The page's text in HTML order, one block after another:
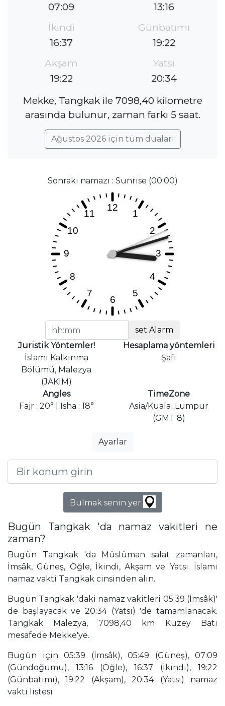
07:09
13:16
İkindi
16:37
Günbatımı
19:22
Akşam
19:22
Yatsı
20:34
Mekke, Tangkak ile 7098,40 kilometre
arasında bulunur, zaman farkı 5 saat.
Ağustos 2026 için tüm duaları
Sonraki namazı : Sunrise (00:00)
set Alarm
Juristik Yöntemler!
İslami Kalkınma
Bölümü, Malezya
(JAKIM)
Hesaplama yöntemleri
Şafi
Angles
Fajr : 20° | Isha : 18°
TimeZone
Asia/Kuala_Lumpur
(GMT 8)
Ayarlar
Bulmak senin yer
Bugün Tangkak 'da namaz vakitleri ne
zaman?
Bugün Tangkak 'da Müslüman salat zamanları,
İmsâk, Güneş, Öğle, İkindi, Akşam ve Yatsı. İslami
namaz vakti Tangkak cinsinden alın.
Bugün Tangkak 'daki namaz vakitleri 05:39 (İmsâk)'
de başlayacak ve 20:34 (Yatsı) 'de tamamlanacak.
Tangkak Malezya, 7098,40 km Kuzey Batı
mesafede Mekke'ye.
Bugün için 05:39 (İmsâk), 05:49 (Güneş), 07:09
(Gündoğumu), 13:16 (Öğle), 16:37 (İkindi), 19:22
(Günbatımı), 19:22 (Akşam), 20:34 (Yatsı) namaz
vakti listesi